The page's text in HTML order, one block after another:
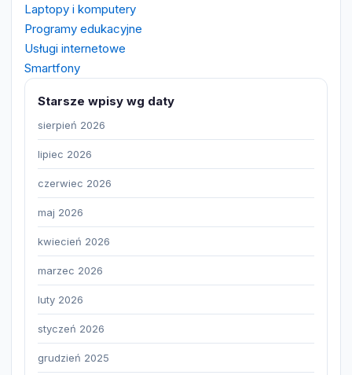
Laptopy i komputery
Programy edukacyjne
Usługi internetowe
Smartfony
Starsze wpisy wg daty
sierpień 2026
lipiec 2026
czerwiec 2026
maj 2026
kwiecień 2026
marzec 2026
luty 2026
styczeń 2026
grudzień 2025